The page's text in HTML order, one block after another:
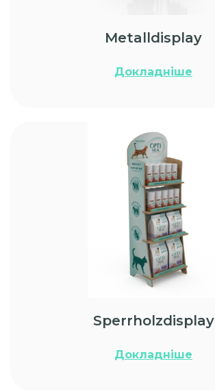
Metalldisplay
Докладніше
Sperrholzdisplay
Докладніше